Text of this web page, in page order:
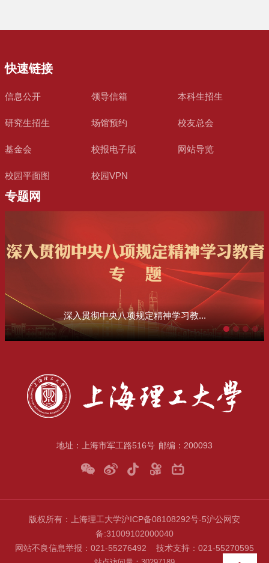
地址：上海市军工路516号 邮编：200093
快速链接
信息公开 领导信箱 本科生招生
研究生招生 场馆预约 校友总会
基金会 校报电子版 网站导览
校园平面图 校园VPN
专题网
深入贯彻中央八项规定精神学习教...
版权所有：上海理工大学沪ICP备08108292号-5沪公网安
备:31009102000040
网站不良信息举报：021-55276492 技术支持：021-55270595